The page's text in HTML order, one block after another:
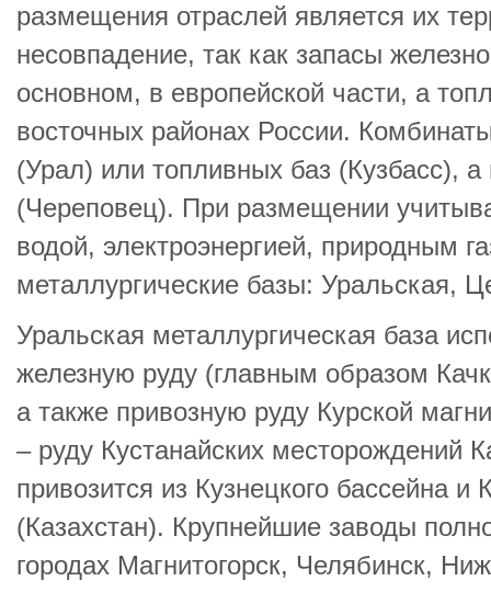
размещения отраслей является их
несовпадение, так как запасы
основном, в европейской части, а
восточных районах России.
(Урал) или топливных баз (Кузбасс),
(Череповец). При размещении
водой, электроэнергией, природным
металлургические базы: Уральская,
Уральская металлургическая база
железную руду (главным образом
а также привозную руду Курской
– руду Кустанайских месторождений
привозится из Кузнецкого бассейна и
(Казахстан). Крупнейшие заводы
городах Магнитогорск, Челябинск,